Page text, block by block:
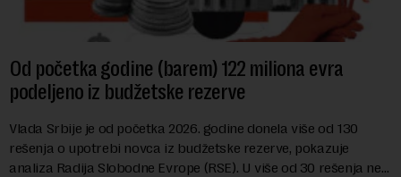
Od početka godine (barem) 122 miliona evra
podeljeno iz budžetske rezerve
Vlada Srbije je od početka 2026. godine donela više od 130
rešenja o upotrebi novca iz budžetske rezerve, pokazuje
analiza Radija Slobodne Evrope (RSE). U više od 30 rešenja ne